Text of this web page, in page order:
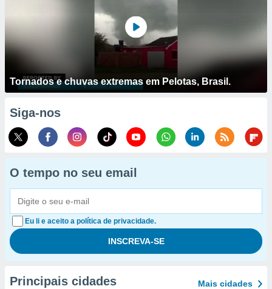
Tornados e chuvas extremas em Pelotas, Brasil.
Siga-nos
O tempo no seu email
Eu li e aceito a política de privacidade.
Principais cidades Mais cidades